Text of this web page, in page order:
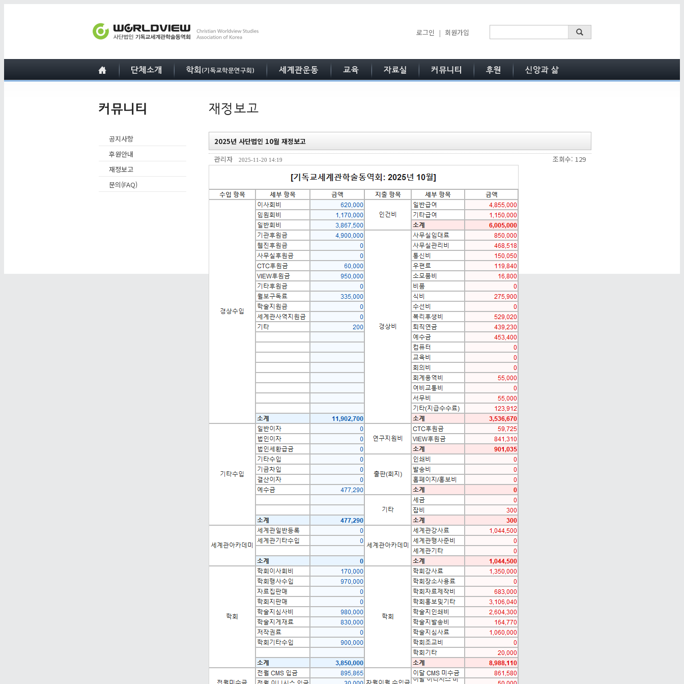
로그인 | 회원가입
공지사항
후원안내
재정보고
문의(FAQ)
2025년 사단법인 10월 재정보고
관리자
2025-11-20 14:19 조회수: 129